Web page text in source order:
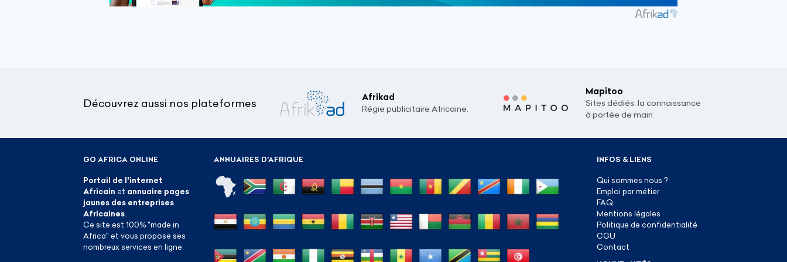
Découvrez aussi nos plateformes
Afrikad
Régie publicitaire Africaine.
Mapitoo
Sites dédiés: la connaissance
à portée de main
ANNUAIRES D'AFRIQUE
GO AFRICA ONLINE
Portail de l'internet
Africain et annuaire pages
jaunes des entreprises
Africaines
Ce site est 100% "made in
Africa" et vous propose ses
nombreux services en ligne.
INFOS & LIENS
Qui sommes nous ?
Emploi par métier
FAQ
Mentions légales
Politique de confidentialité
CGU
Contact